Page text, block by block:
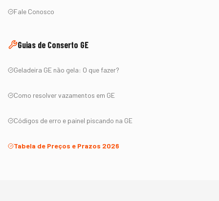
Fale Conosco
Guias de Conserto GE
Geladeira GE não gela: O que fazer?
Como resolver vazamentos em GE
Códigos de erro e painel piscando na GE
Tabela de Preços e Prazos 2026